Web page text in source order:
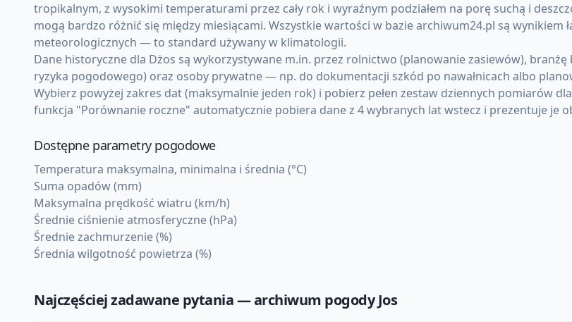
tropikalnym, z wysokimi temperaturami przez cały rok i wyraźnym podziałem na porę suchą i
mogą bardzo różnić się między miesiącami. Wszystkie wartości w bazie archiwum24.pl są wynikiem
meteorologicznych — to standard używany w klimatologii.
Dane historyczne dla Dżos są wykorzystywane m.in. przez rolnictwo (planowanie zasiewów),
ryzyka pogodowego) oraz osoby prywatne — np. do dokumentacji szkód po nawałnicach albo
Wybierz powyżej zakres dat (maksymalnie jeden rok) i pobierz pełen zestaw dziennych pomiarów
funkcja "Porównanie roczne" automatycznie pobiera dane z 4 wybranych lat wstecz i prezentuje je
Dostępne parametry pogodowe
Temperatura maksymalna, minimalna i średnia (°C)
Suma opadów (mm)
Maksymalna prędkość wiatru (km/h)
Średnie ciśnienie atmosferyczne (hPa)
Średnie zachmurzenie (%)
Średnia wilgotność powietrza (%)
Najczęściej zadawane pytania — archiwum pogodyJos